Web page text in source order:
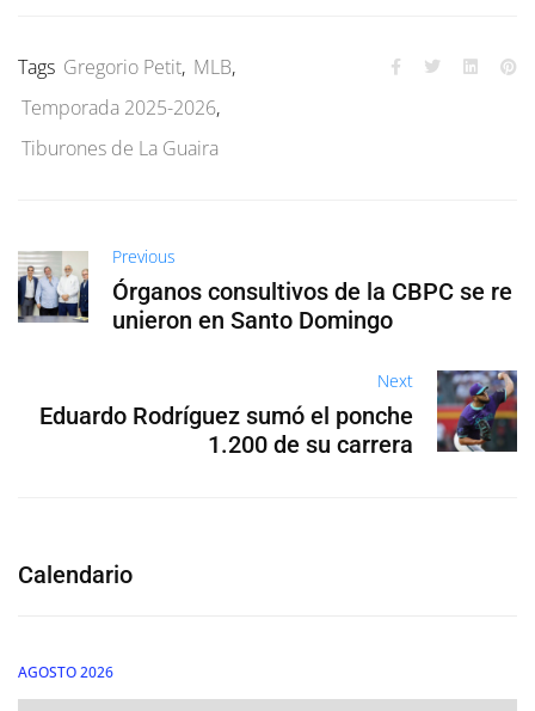
Tags Gregorio Petit, MLB,
Temporada 2025-2026,
Tiburones de La Guaira
Previous
Órganos consultivos de la CBPC se re
unieron en Santo Domingo
Next
Eduardo Rodríguez sumó el ponche
1.200 de su carrera
Calendario
AGOSTO 2026